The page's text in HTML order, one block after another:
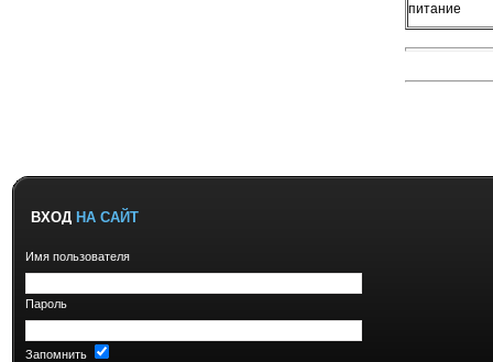
питание
ВХОД НА САЙТ
Имя пользователя
Пароль
Запомнить